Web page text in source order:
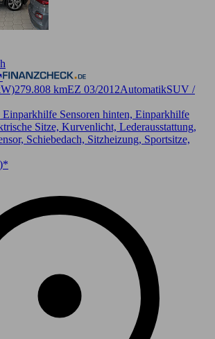
279.808 kmEZ 03/2012AutomatikSUV /
Sensoren hinten, Einparkhilfe
Sitze, Kurvenlicht, Lederausstattung,
Schiebedach, Sitzheizung, Sportsitze,